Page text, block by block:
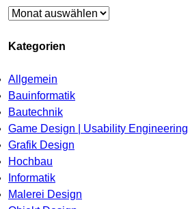
Archiv
Kategorien
Allgemein
Bauinformatik
Bautechnik
Game Design | Usability Engineering
Grafik Design
Hochbau
Informatik
Malerei Design